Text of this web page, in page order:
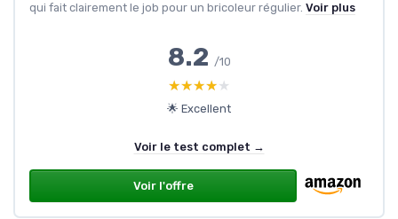
qui fait clairement le job pour un bricoleur régulier. Voir plus
8.2 /10
★★★★★
★★★★★
🌟 Excellent
Voir le test complet →
Voir l'offre